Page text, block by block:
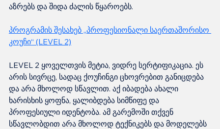
აზრებს და შიდა ძალის წყაროებს.
პროგრამის შესახებ „პროფესიონალი საერთაშორისო
კოუჩი“ (LEVEL 2)
LEVEL 2 ყოველთვის მეტია, ვიდრე სერტიფიკაცია. ეს
არის სივრცე, სადაც ქოუჩინგი ცხოვრებით განიცდება
და არა მხოლოდ სწავლით. აქ იბადება ახალი
ხარისხის ყოფნა, ყალიბდება სიმწიფე და
პროფესიული იდენტობა. ამ გარემოში თქვენ
სწავლობდით არა მხოლოდ ტექნიკებს და მოდელებს